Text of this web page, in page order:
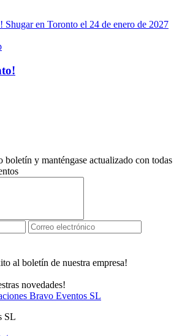
Shugar en Toronto el 24 de enero de 2027
boletín y manténgase actualizado con todas
al boletín de nuestra empresa!
novedades!
SL